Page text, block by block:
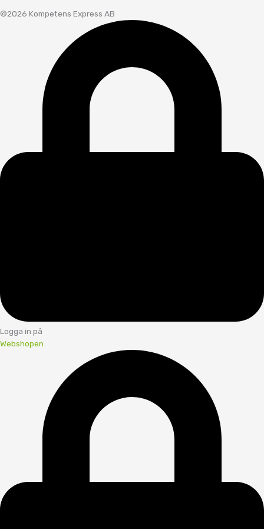
©2026 Kompetens Express AB
Logga in på
Webshopen